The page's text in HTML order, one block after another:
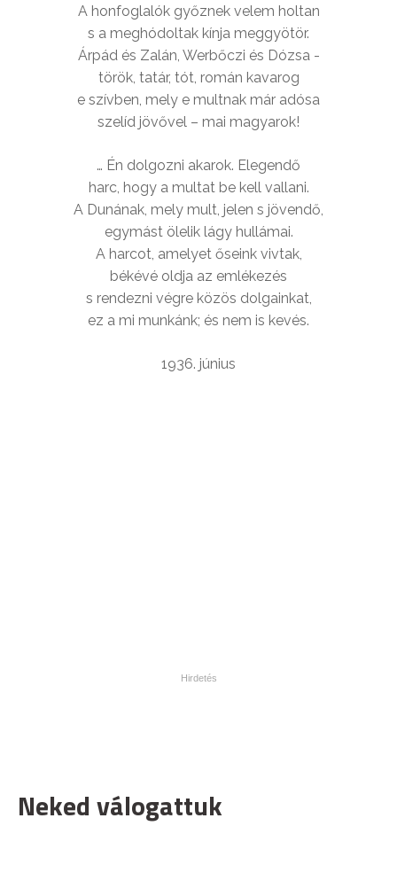
A honfoglalók győznek velem holtan
s a meghódoltak kínja meggyötör.
Árpád és Zalán, Werbőczi és Dózsa -
török, tatár, tót, román kavarog
e szívben, mely e multnak már adósa
szelíd jövővel – mai magyarok!
… Én dolgozni akarok. Elegendő
harc, hogy a multat be kell vallani.
A Dunának, mely mult, jelen s jövendő,
egymást ölelik lágy hullámai.
A harcot, amelyet őseink vivtak,
békévé oldja az emlékezés
s rendezni végre közös dolgainkat,
ez a mi munkánk; és nem is kevés.
1936. június
Neked válogattuk